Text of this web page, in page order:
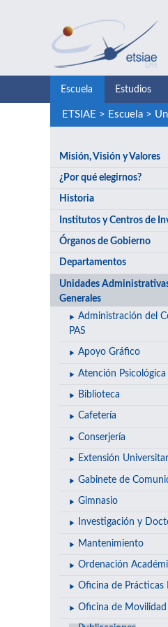
Escuela Estudios
ETSIAE > Escuela>
Misión, Visión y Valores
¿Por qué elegirnos?
Historia
Institutos y Centros de
Órganos de Gobierno
Departamentos
Unidades
Generales
Administración del
PAS
Apoyo Gráfico
Atención Psicológica
Biblioteca
Cafetería
Conserjería
Extensión
Gabinete de
Gimnasio
Investigación y
Mantenimiento
Ordenación
Oficina de Prácticas
Oficina de Movilidad